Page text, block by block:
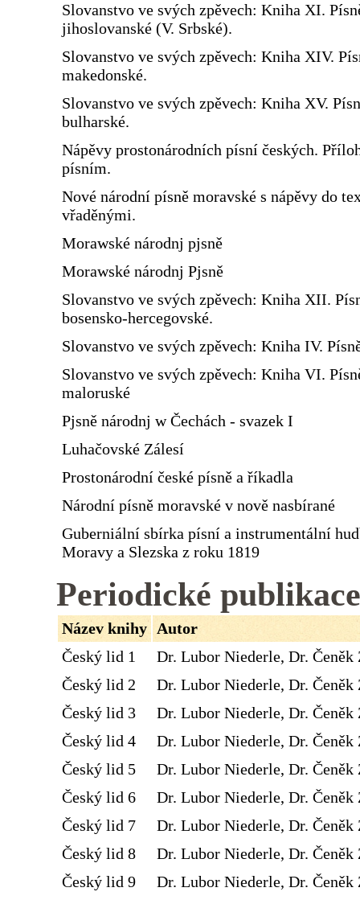
Slovanstvo ve svých zpěvech: Kniha XI.
jihoslovanské (V. Srbské).
Slovanstvo ve svých zpěvech: Kniha XIV.
makedonské.
Slovanstvo ve svých zpěvech: Kniha XV.
bulharské.
Nápěvy prostonárodních písní českých.
písním.
Nové národní písně moravské s nápěvy do
vřaděnými.
Morawské národnj pjsně
Morawské národnj Pjsně
Slovanstvo ve svých zpěvech: Kniha XII.
bosensko-hercegovské.
Slovanstvo ve svých zpěvech: Kniha IV.
Slovanstvo ve svých zpěvech: Kniha VI.
maloruské
Pjsně národnj w Čechách - svazek I
Luhačovské Zálesí
Prostonárodní české písně a říkadla
Národní písně moravské v nově nasbírané
Guberniální sbírka písní a instrumentální
Moravy a Slezska z roku 1819
Periodické publikace
Název knihy Autor
Český lid 1
Dr. Lubor Niederle, Dr. Čeněk
Český lid 2
Dr. Lubor Niederle, Dr. Čeněk
Český lid 3
Dr. Lubor Niederle, Dr. Čeněk
Český lid 4
Dr. Lubor Niederle, Dr. Čeněk
Český lid 5
Dr. Lubor Niederle, Dr. Čeněk
Český lid 6
Dr. Lubor Niederle, Dr. Čeněk
Český lid 7
Dr. Lubor Niederle, Dr. Čeněk
Český lid 8
Dr. Lubor Niederle, Dr. Čeněk
Český lid 9
Dr. Lubor Niederle, Dr. Čeněk